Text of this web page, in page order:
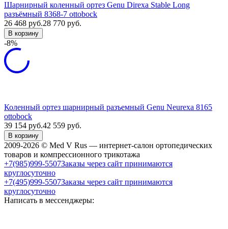
Шарнирный коленный ортез Genu Direxa Stable Long
разъёмный 8368-7 ottobock
26 468 руб.28 770 руб.
В корзину
-8%
Коленный ортез шарнирный разъемный Genu Neurexa 8165
ottobock
39 154 руб.42 559 руб.
В корзину
2009-2026 © Med V Rus — интернет-салон ортопедических
товаров и компрессионного трикотажа
+7(985)999-5507Заказы через сайт принимаются
круглосуточно
+7(495)999-5507Заказы через сайт принимаются
круглосуточно
Написать в мессенджеры: